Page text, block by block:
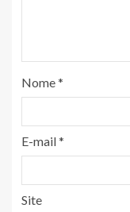
Nome*
E-mail*
Site